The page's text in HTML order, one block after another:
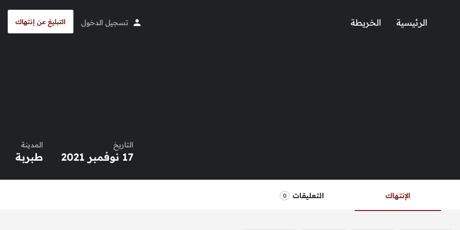
تسجيل الدخول التبليغ عن إنتهاك الرئيسية الخريطة
التاريخ
17 نوفمبر 2021
المدينة
طبربة
الإنتهاك التعليقات 0